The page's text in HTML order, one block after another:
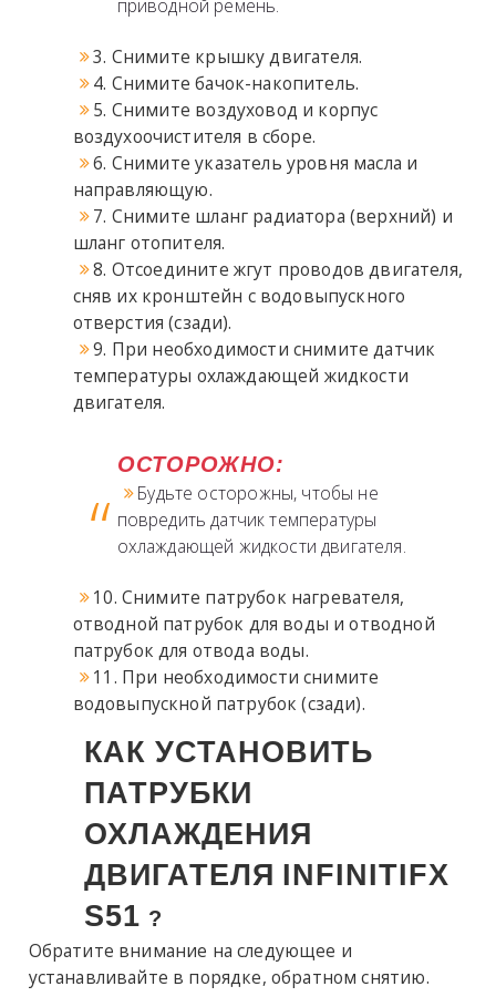
приводной ремень.
3. Снимите крышку двигателя.
4. Снимите бачок-накопитель.
5. Снимите воздуховод и корпус
воздухоочистителя в сборе.
6. Снимите указатель уровня масла и
направляющую.
7. Снимите шланг радиатора (верхний) и
шланг отопителя.
8. Отсоедините жгут проводов двигателя,
сняв их кронштейн с водовыпускного
отверстия (сзади).
9. При необходимости снимите датчик
температуры охлаждающей жидкости
двигателя.
ОСТОРОЖНО:
Будьте осторожны, чтобы не
повредить датчик температуры
охлаждающей жидкости двигателя.
10. Снимите патрубок нагревателя,
отводной патрубок для воды и отводной
патрубок для отвода воды.
11. При необходимости снимите
водовыпускной патрубок (сзади).
КАК УСТАНОВИТЬ
ПАТРУБКИ
ОХЛАЖДЕНИЯ
ДВИГАТЕЛЯ INFINITIFX
S51 ?
Обратите внимание на следующее и
устанавливайте в порядке, обратном снятию.